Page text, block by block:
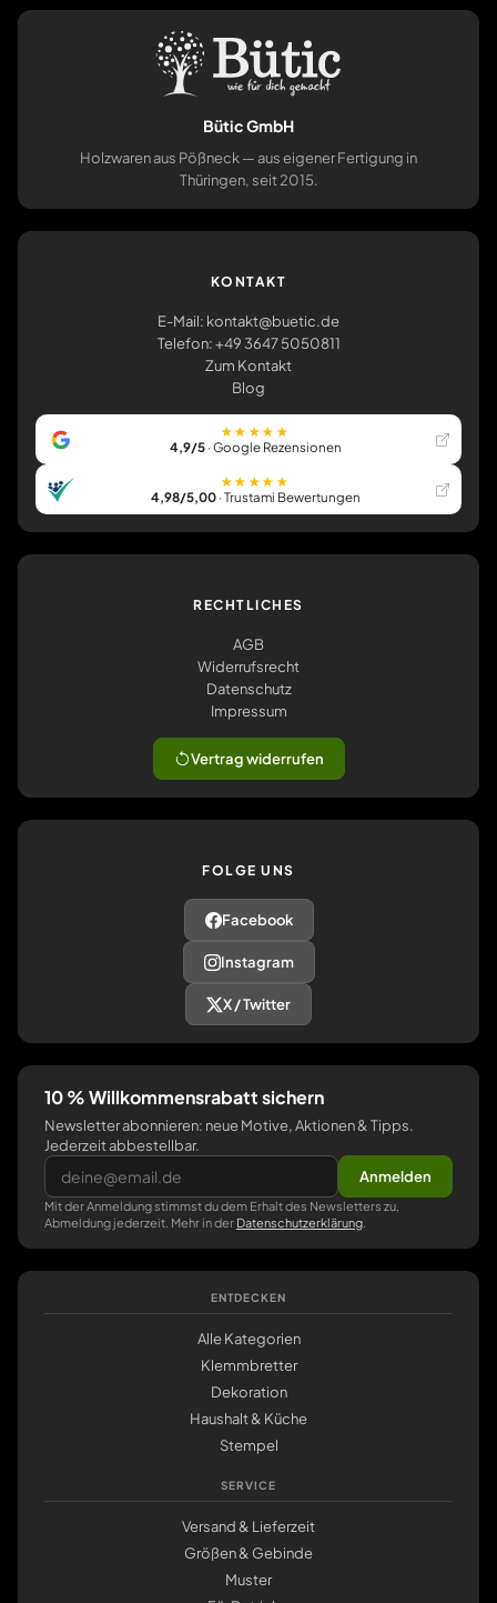
Bütic GmbH
Holzwaren aus Pößneck — aus eigener Fertigung in
Thüringen, seit 2015.
KONTAKT
E-Mail: kontakt@buetic.de
Telefon: +49 3647 5050811
Zum Kontakt
Blog
★★★★★
4,9/5· Google Rezensionen
★★★★★
4,98/5,00· Trustami Bewertungen
RECHTLICHES
AGB
Widerrufsrecht
Datenschutz
Impressum
Vertrag widerrufen
FOLGE UNS
Facebook
Instagram
X / Twitter
10 % Willkommensrabatt sichern
Newsletter abonnieren: neue Motive, Aktionen & Tipps.
Jederzeit abbestellbar.
Anmelden
Mit der Anmeldung stimmst du dem Erhalt des Newsletters zu,
Abmeldung jederzeit. Mehr in der Datenschutzerklärung
ENTDECKEN
Alle Kategorien
Klemmbretter
Dekoration
Haushalt & Küche
Stempel
SERVICE
Versand & Lieferzeit
Größen & Gebinde
Muster